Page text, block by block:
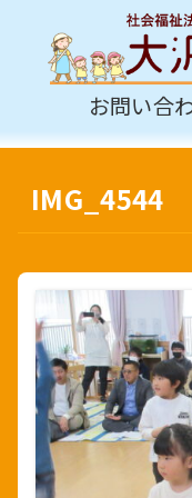
お問い合
IMG_4544